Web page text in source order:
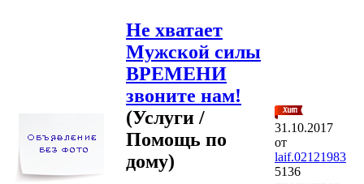
Не хватает
Мужской силы
ВРЕМЕНИ
звоните нам!
(Услуги /
Помощь по
дому)
31.10.2017
от
laif.02121983
5136